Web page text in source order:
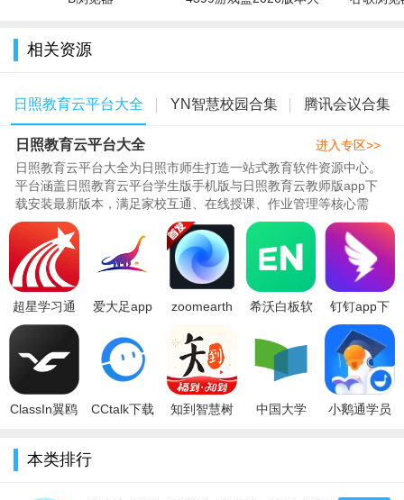
更新
1. 答题器样式优化
2. 云盘支持新建EDB板书
3. 屏幕共享优化
相关资源
日照教育云平台大全 YN智慧校园合集 腾讯会议合集
日照教育云平台大全
日照教育云平台大全为日照市师生打造一站式教育软件资源中心。
平台涵盖日照教育云平台学生版手机版与日照教育云教师版app下
载安装最新版本，满足家校互通、在线授课、作业管理等核心需
求。同步收录钉钉app下载最新版..
进入专区>>
超星学习通
app2026官
v6.7.6最新
爱大足app
钉钉版v3.31
最新版
zoomearth
平板下载中
文版v1.3.0
安
希沃白板软
最新版
卓版
钉钉app下
载最新版本
客户端
v8.3.45官方
版
ClassIn翼鸥
2026最新版
CCtalk下载
v7.14.13安
知到智慧树
中国大学
小鹅通学员
本类排行